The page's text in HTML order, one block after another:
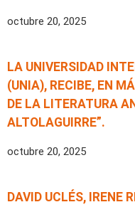
octubre 20, 2025
LA UNIVERSIDAD
(UNIA), RECIBE, EN
DE LA LITERATURA
ALTOLAGUIRRE”.
octubre 20, 2025
DAVID UCLÉS, IRENE